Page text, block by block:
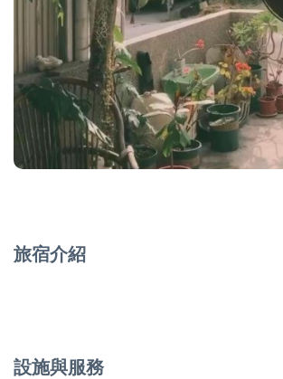
旅宿介紹
設施與服務